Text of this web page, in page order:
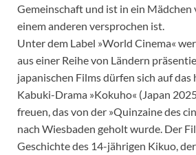
Gemeinschaft und ist in ein Mädchen
einem anderen versprochen ist.
Unter dem Label »World Cinema«
aus einer Reihe von Ländern
japanischen Films dürfen sich auf
Kabuki-Drama »Kokuho« (Japan
freuen, das von der »Quinzaine des
nach Wiesbaden geholt wurde. Der
Geschichte des 14-jährigen Kikuo,